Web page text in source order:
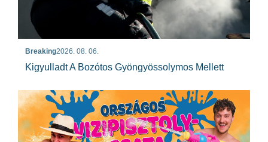
Breaking2026. 08. 06.
Kigyulladt A Bozótos Gyöngyössolymos Mellett